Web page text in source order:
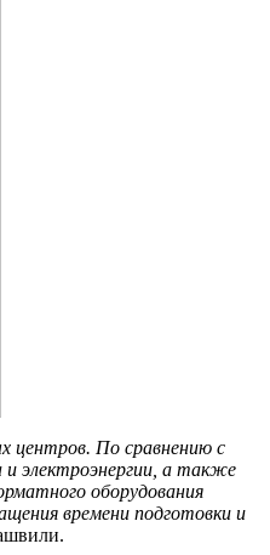
центров. По сравнению с
электроэнергии, а также
оборудования
времени подготовки и